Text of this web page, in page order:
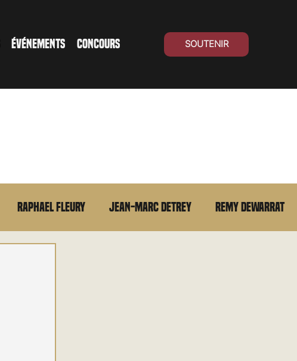
ÉVÉNEMENTS CONCOURS SOUTENIR
Raphael Fleury Jean-Marc Detrey Remy Dewarrat